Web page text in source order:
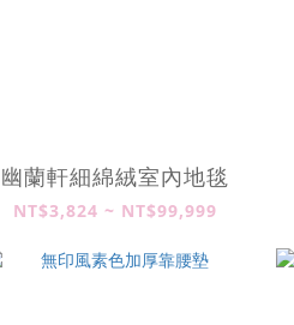
幽蘭軒細綿絨室內地毯
NT$3,824 ~ NT$99,999